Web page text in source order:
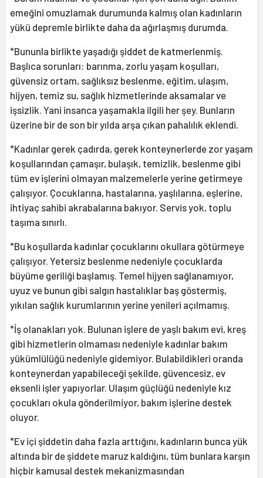
emeğini omuzlamak durumunda kalmış olan kadınların
yükü depremle birlikte daha da ağırlaşmış durumda.
*Bununla birlikte yaşadığı şiddet de katmerlenmiş.
Başlıca sorunları: barınma, zorlu yaşam koşulları,
güvensiz ortam, sağlıksız beslenme, eğitim, ulaşım,
hijyen, temiz su, sağlık hizmetlerinde aksamalar ve
işsizlik. Yani insanca yaşamakla ilgili her şey. Bunların
üzerine bir de son bir yılda arşa çıkan pahalılık eklendi.
*Kadınlar gerek çadırda, gerek konteynerlerde zor yaşam
koşullarından çamaşır, bulaşık, temizlik, beslenme gibi
tüm ev işlerini olmayan malzemelerle yerine getirmeye
çalışıyor. Çocuklarına, hastalarına, yaşlılarına, eşlerine,
ihtiyaç sahibi akrabalarına bakıyor. Servis yok, toplu
taşıma sınırlı.
*Bu koşullarda kadınlar çocuklarını okullara götürmeye
çalışıyor. Yetersiz beslenme nedeniyle çocuklarda
büyüme geriliği başlamış. Temel hijyen sağlanamıyor,
uyuz ve bunun gibi salgın hastalıklar baş göstermiş,
yıkılan sağlık kurumlarının yerine yenileri açılmamış.
*İş olanakları yok. Bulunan işlere de yaşlı bakım evi, kreş
gibi hizmetlerin olmaması nedeniyle kadınlar bakım
yükümlülüğü nedeniyle gidemiyor. Bulabildikleri oranda
konteynerdan yapabileceği şekilde, güvencesiz, ev
eksenli işler yapıyorlar. Ulaşım güçlüğü nedeniyle kız
çocukları okula gönderilmiyor, bakım işlerine destek
oluyor.
*Ev içi şiddetin daha fazla arttığını, kadınların bunca yük
altında bir de şiddete maruz kaldığını, tüm bunlara karşın
hiçbir kamusal destek mekanizmasından